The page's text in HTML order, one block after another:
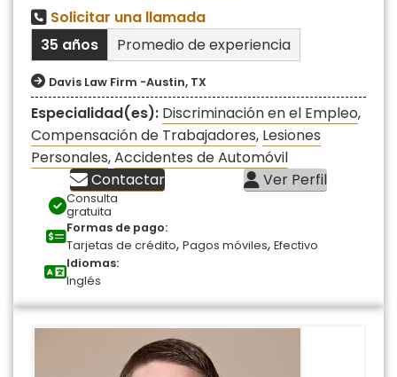
Solicitar una llamada
35 años
Promedio de experiencia
Davis Law Firm -Austin, TX
Especialidad(es): Discriminación en el Empleo,
Compensación de Trabajadores, Lesiones
Personales,Accidentes de Automóvil
Contactar
Ver Perfil
Consulta
gratuita
Formas de pago:
Tarjetas de crédito, Pagos móviles, Efectivo
Idiomas:
Inglés